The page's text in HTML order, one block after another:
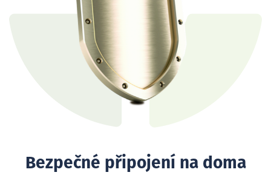
Bezpečné připojení na doma